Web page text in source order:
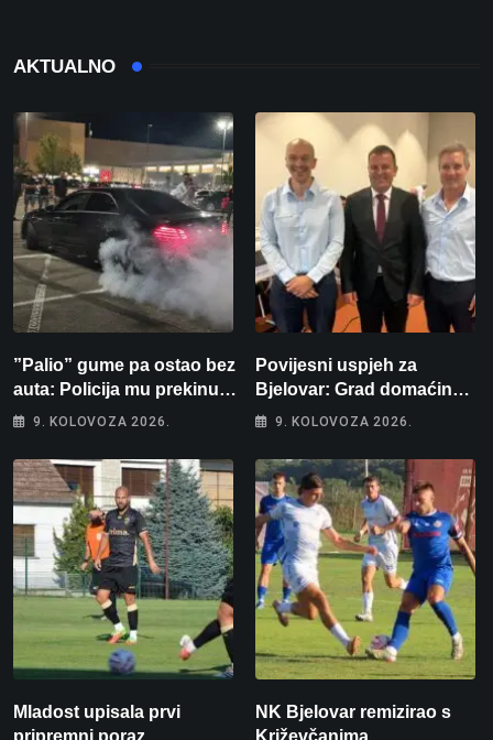
AKTUALNO
”Palio” gume pa ostao bez
auta: Policija mu prekinula
”show” na parkingu u
9. KOLOVOZA 2026.
Povijesni uspjeh za
Bjelovar: Grad domaćin
Europskog juniorskog
9. KOLOVOZA 2026.
Mladost upisala prvi
pripremni poraz
NK Bjelovar remizirao s
Križevčanima